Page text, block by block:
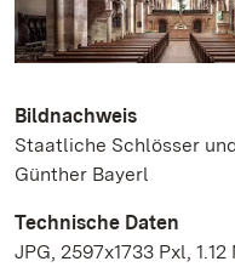
Bildnachweis
Staatliche Schlösser
Günther Bayerl
Technische Daten
JPG, 2597x1733 Pxl, 1.12